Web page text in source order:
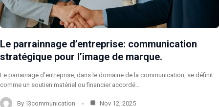
Le parrainnage d’entreprise: communication
stratégique pour l’image de marque.
Le parrainage d’entreprise, dans le domaine de la communication, se définit
comme un soutien matériel ou financier accordé…
By l3communication Nov 12, 2025